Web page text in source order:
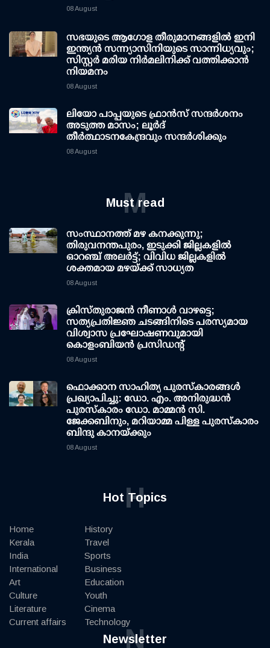
08 August
സഭയുടെ ആഗോള തീരുമാനങ്ങളിൽ ഇനി
ഇന്ത്യൻ സന്ന്യാസിനിയുടെ സാന്നിധ്യവും;
സിസ്റ്റർ മരിയ നിർമലിനിക്ക് വത്തിക്കാൻ
നിയമനം
08 August
ലിയോ പാപ്പയുടെ ഫ്രാൻസ് സന്ദർശനം
അടുത്ത മാസം; ലൂർദ്
തീർത്ഥാടനകേന്ദ്രവും സന്ദർശിക്കും
08 August
Must read
M
സംസ്ഥാനത്ത് മഴ കനക്കുന്നു;
തിരുവനന്തപുരം, ഇടുക്കി ജില്ലകളിൽ
ഓറഞ്ച് അലർട്ട്; വിവിധ ജില്ലകളിൽ
ശക്തമായ മഴയ്ക്ക് സാധ്യത
08 August
ക്രിസ്തുരാജൻ നീണാൾ വാഴട്ടെ;
സത്യപ്രതിജ്ഞ ചടങ്ങിനിടെ പരസ്യമായ
വിശ്വാസ പ്രഘോഷണവുമായി
കൊളംബിയൻ പ്രസിഡന്റ്
08 August
ഫൊക്കാന സാഹിത്യ പുരസ്‌കാരങ്ങള്‍
പ്രഖ്യാപിച്ചു: ഡോ. എം. അനിരുദ്ധന്‍
പുരസ്‌കാരം ഡോ. മാമ്മന്‍ സി.
ജേക്കബിനും, മറിയാമ്മ പിള്ള പുരസ്‌കാരം
ബിന്ദു കാനയ്ക്കും
08 August
Hot Topics
H
Home
Kerala
India
International
Art
Culture
Literature
Current affairs
History
Travel
Sports
Business
Education
Youth
Cinema
Technology
Newsletter
N